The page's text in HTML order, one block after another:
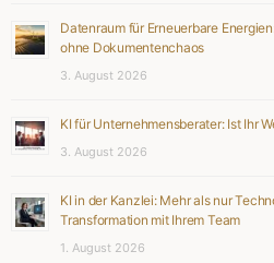
Datenraum für Erneuerbare
ohne Dokumentenchaos
3. August 2026
KI für Unternehmensberater: Ist Ihr
3. August 2026
KI in der Kanzlei: Mehr als nur
Transformation mit Ihrem Team
1. August 2026